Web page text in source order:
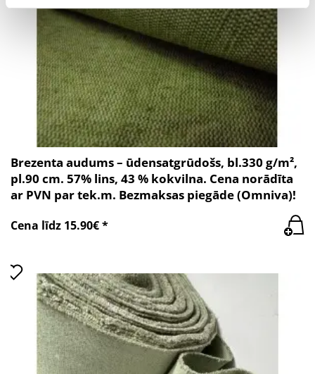
Brezenta audums – ūdensatgrūdošs, bl.330 g/m²,
pl.90 cm. 57% lins, 43 % kokvilna. Cena norādīta
ar PVN par tek.m. Bezmaksas piegāde (Omniva)!
Cena līdz 15.90€ *